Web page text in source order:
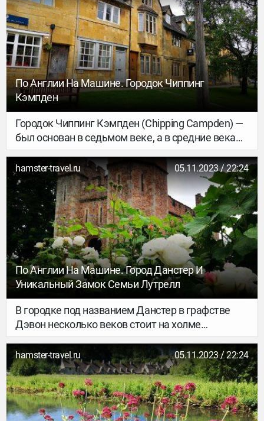
сериалы. Например, в Порт Айзек снимался
сериал «Доктор Мартин» про лондонского
хирурга, который решил переселиться из города
в тихую рыбацкую деревню.
По Англии На Машине. Городок Чиппинг
Кэмпден
Городок Чиппинг Кэмпден (Chipping Campden) —
был основан в седьмом веке, а в средние века
являлся важным центром по торговле шерстью.
Процветал именно благодаря этому
производству, как и другие городки в
Коутсволдс.
hamster-travel.ru 05.11.2023 / 22:24
По Англии На Машине. Город Данстер И
Уникальный Замок Семьи Лутрелл
В городке под названием Данстер в графстве
Дэвон несколько веков стоит на холме
великолепный замок. Основал замок барон
Вильгельм де Мойон, выбрав для строительства
крепости неприступный холм под названием
Тор. Затем в 14 веке его выкупила аристократка
Элизабет Лутрелл… С тех пор почти 600 лет
замком и всей территорией вокруг владело
hamster-travel.ru 05.11.2023 / 22:24